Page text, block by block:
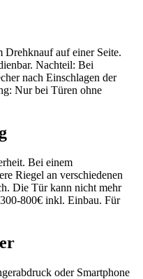
Drehknauf auf einer Seite.
Nachteil: Bei
nach Einschlagen der
Nur bei Türen ohne
Bei einem
Riegel an verschiedenen
Die Tür kann nicht mehr
800€ inkl. Einbau. Für
oder Smartphone